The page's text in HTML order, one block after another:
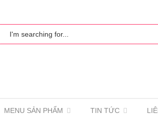
MENU SẢN PHẨM TIN TỨC